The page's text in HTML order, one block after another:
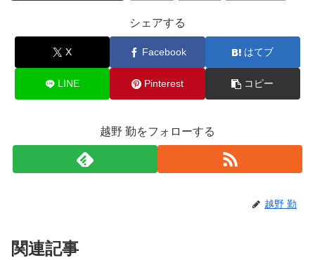
シェアする
X Facebook はてブ
LINE Pinterest コピー
越野 勤をフォローする
越野 勤
関連記事